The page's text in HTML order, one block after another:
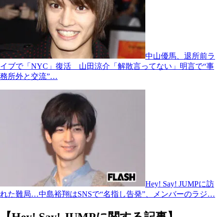
中山優馬、退所前ラ
イブで「NYC」復活 山田涼介「解散言ってない」明言で“事
務所外と交流”…
Hey! Say! JUMPに訪
れた難局…中島裕翔はSNSで“名指し告発”、メンバーのラジ…